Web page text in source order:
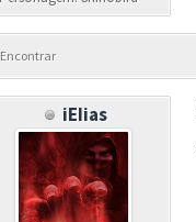
Encontrar
iEIias